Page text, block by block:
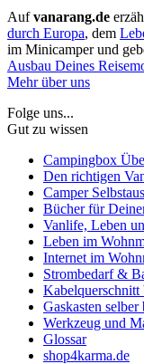
Aufvanarang.de
durch Europa, dem
im Minicamper und
Ausbau Deines
Mehr über uns
Folge uns...
Gut zu wissen
Campingbox
Den richtigen
Camper
Bücher für
Vanlife, Leben
Leben im
Internet im
Strombedarf &
Kabelquerschnitt
Gaskasten selber
Werkzeug und
Glossar
shop4karma.de